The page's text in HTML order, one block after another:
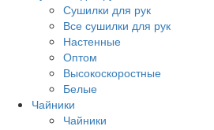
Сушилки для рук
Все сушилки для рук
Настенные
Оптом
Высокоскоростные
Белые
Чайники
Чайники